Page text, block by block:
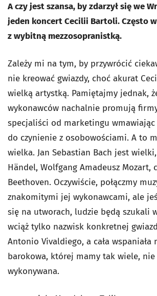
A czy jest szansa, by zdarzył się we
jeden koncert Cecilii Bartoli. Często
z wybitną mezzosopranistką.
Zależy mi na tym, by przywrócić
nie kreować gwiazdy, choć akurat
wielką artystką. Pamiętajmy jednak,
wykonawców nachalnie promują
specjaliści od marketingu wmawiając
do czynienie z osobowościami. A to
wielka. Jan Sebastian Bach jest
Händel, Wolfgang Amadeusz Mozart,
Beethoven. Oczywiście, połączmy
znakomitymi jej wykonawcami, ale
się na utworach, ludzie będą szukali
wciąż tylko nazwisk konkretnej
Antonio Vivaldiego, a cała wspaniała
barokowa, której mamy tak wiele, nie
wykonywana.